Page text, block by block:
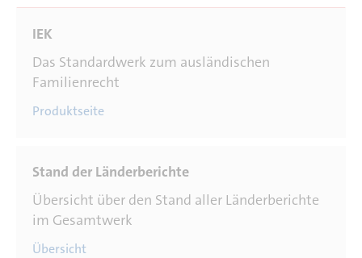
Das Standardwerk zum ausländischen
Familienrecht
Produktseite
Übersicht über den Stand aller Länderberichte
im Gesamtwerk
Übersicht